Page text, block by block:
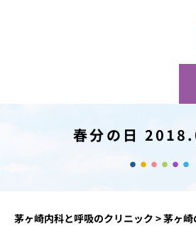
春分の日
茅ヶ崎内科と呼吸のクリニック >茅ヶ崎